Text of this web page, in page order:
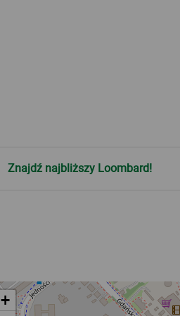
Znajdź najbliższy Loombard!
+